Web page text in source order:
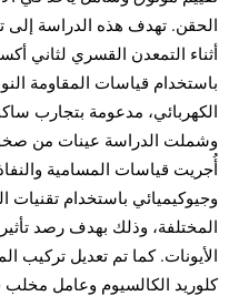
الحقن. تهدف هذه الدراسة إلى
أثناء التمعدن القسري لثاني
باستخدام قياسات المقاومة
الكهربائي، مدعومة بتجارب
وشملت الدراسة عينات من
أُجريت قياسات المسامية
وجيوكيميائي باستخدام تقنيات
المختلفة، وذلك بهدف رصد
الأيونات. كما تم تعديل تركيب
كلوريد الكالسيوم وعامل مخلب